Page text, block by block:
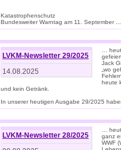
Katastrophenschutz
Bundesweiter Warntag am 11. September
LVKM-Newsletter 29/2025
14.08.2025
…
Jack
„wo
heute
und kein Getränk.
In unserer heutigen Ausgabe 29/2025
LVKM-Newsletter 28/2025
…
ganz
WWF